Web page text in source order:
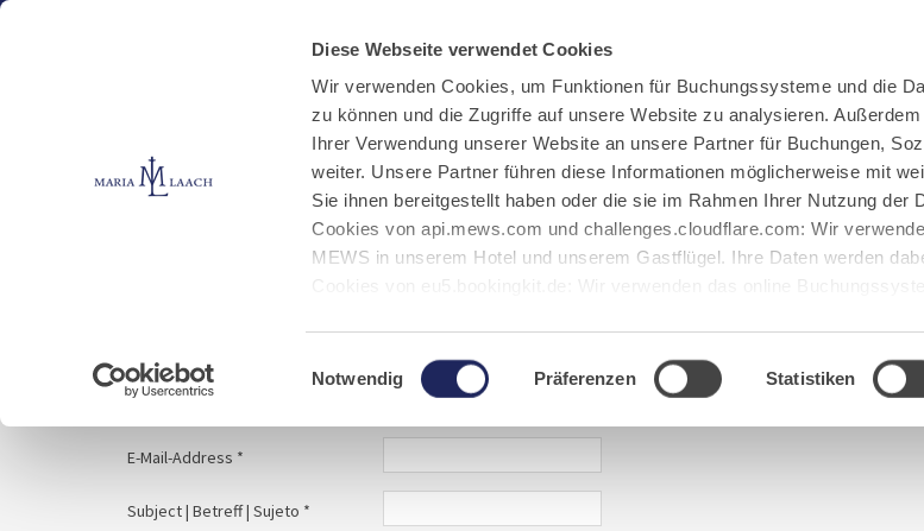
Diese Webseite verwendet Cookies
Wir verwenden Cookies, um Funktionen für Buchungssysteme und die
zu können und die Zugriffe auf unsere Website zu analysieren.
Ihrer Verwendung unserer Website an unsere Partner für Buchungen,
weiter. Unsere Partner führen diese Informationen möglicherweise mit
Sie ihnen bereitgestellt haben oder die sie im Rahmen Ihrer Nutzung der
Cookies von api.mews.com und challenges.cloudflare.com: Wir
MEWS in unserem Hotel und unserem Gastflügel. Ihre Daten werden
Einwilligungsauswahl
Notwendig Präferenzen Statistiken
Kloster Klosterbetriebe Spenden
E-Mail schreiben
E-Mail schreiben
Your message to | Ihre Nachricht an | Tu mensaje: gastfluegel@maria[...].de
* required information | erforderliche
Name | Nombre *
E-Mail-Address *
Subject | Betreff | Sujeto *